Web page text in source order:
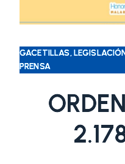
GACETILLAS,
PRENSA